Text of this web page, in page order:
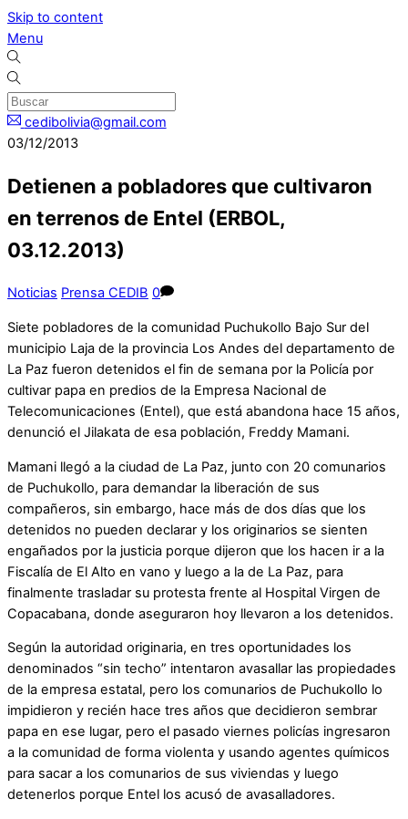
Skip to content
Menu
cedibolivia@gmail.com
03/12/2013
Detienen a pobladores que cultivaron
en terrenos de Entel (ERBOL,
03.12.2013)
Noticias Prensa CEDIB 0
Siete pobladores de la comunidad Puchukollo Bajo Sur del
municipio Laja de la provincia Los Andes del departamento de
La Paz fueron detenidos el fin de semana por la Policía por
cultivar papa en predios de la Empresa Nacional de
Telecomunicaciones (Entel), que está abandona hace 15 años,
denunció el Jilakata de esa población, Freddy Mamani.
Mamani llegó a la ciudad de La Paz, junto con 20 comunarios
de Puchukollo, para demandar la liberación de sus
compañeros, sin embargo, hace más de dos días que los
detenidos no pueden declarar y los originarios se sienten
engañados por la justicia porque dijeron que los hacen ir a la
Fiscalía de El Alto en vano y luego a la de La Paz, para
finalmente trasladar su protesta frente al Hospital Virgen de
Copacabana, donde aseguraron hoy llevaron a los detenidos.
Según la autoridad originaria, en tres oportunidades los
denominados “sin techo” intentaron avasallar las propiedades
de la empresa estatal, pero los comunarios de Puchukollo lo
impidieron y recién hace tres años que decidieron sembrar
papa en ese lugar, pero el pasado viernes policías ingresaron
a la comunidad de forma violenta y usando agentes químicos
para sacar a los comunarios de sus viviendas y luego
detenerlos porque Entel los acusó de avasalladores.